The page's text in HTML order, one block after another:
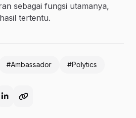
sebagai fungsi utamanya,
tertentu.
#Ambassador #Polytics